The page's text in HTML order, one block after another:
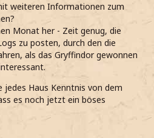
weiteren Informationen zum
Monat her - Zeit genug, die
zu posten, durch den die
als das Gryffindor gewonnen
Haus Kenntnis von dem
es noch jetzt ein böses